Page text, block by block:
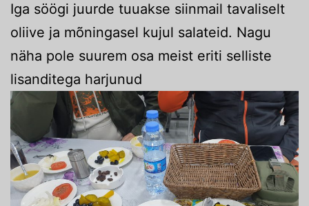
Iga söögi juurde tuuakse siinmail tavaliselt
oliive ja mõningasel kujul salateid. Nagu
näha pole suurem osa meist eriti selliste
lisanditega harjunud